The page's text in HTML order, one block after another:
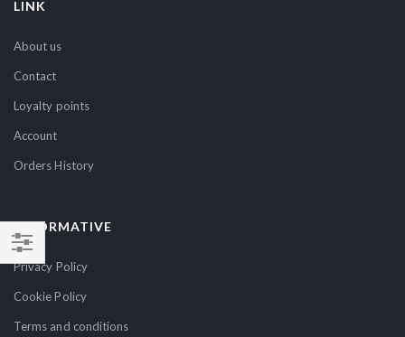
SHOP
BY
t
e
r
LINK
About us
Contact
Loyalty points
Account
Orders History
INFORMATIVE
Privacy Policy
Cookie Policy
Terms and conditions